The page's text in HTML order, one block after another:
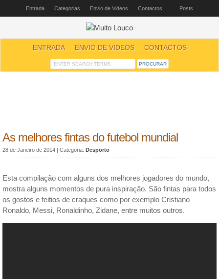
Entrada Categorias Envio de Videos Contactos Posts
ENTRADA ENVIO DE VIDEOS CONTACTOS
As melhores fintas do futebol mundial
28 de Janeiro de 2014 | Categoria: Desporto
Esta compilação com alguns dos melhores jogadores do mundo,
mostra alguns momentos de pura inspiração. São fintas para todos
os gostos e feitios de craques como por exemplo Cristiano
Ronaldo, Messi, Ronaldinho, Zidane, entre muitos outros.